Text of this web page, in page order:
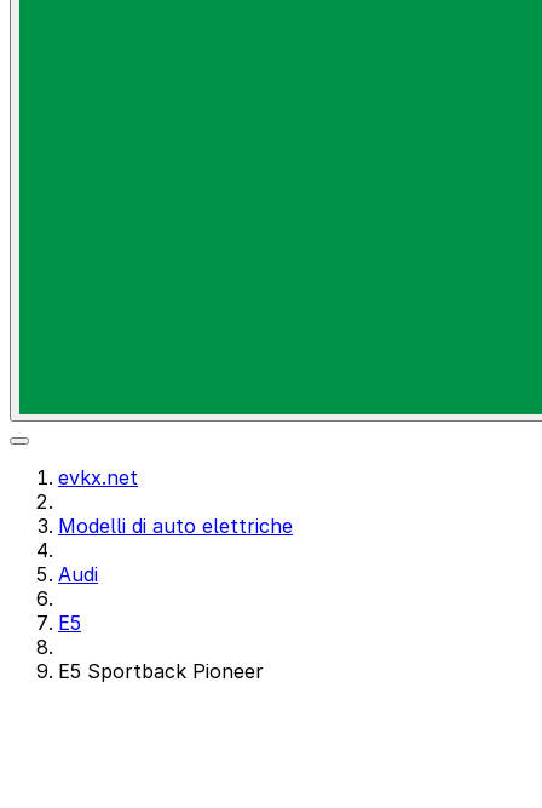
evkx.net
Modelli di auto elettriche
Audi
E5
E5 Sportback Pioneer